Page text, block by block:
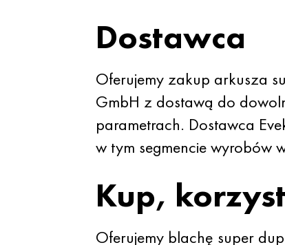
Dostawca
Oferujemy zakup arkusza
GmbH z dostawą do
parametrach. Dostawca
w tym segmencie wyrobów
Kup,
Oferujemy blachę super